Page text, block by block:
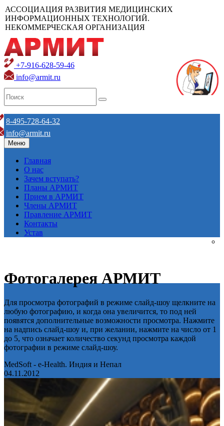
АССОЦИАЦИЯ РАЗВИТИЯ МЕДИЦИНСКИХ
ИНФОРМАЦИОННЫХ ТЕХНОЛОГИЙ.
НЕКОММЕРЧЕСКАЯ ОРГАНИЗАЦИЯ
+7-916-628-59-46
info@armit.ru
8-495-728-64-32
info@armit.ru
Меню
Главная
О нас
Зачем вступать?
Планы АРМИТ
Прием в АРМИТ
Члены АРМИТ
Правление АРМИТ
Контакты
Устав
Фотогалерея АРМИТ
Для просмотра фотографий в режиме слайд-шоу щелкните на
любую фотографию, и когда она увеличится, то под ней
появятся дополнительные возможности просмотра. Нажмите
на надпись слайд-шоу и, при желании, нажмите на число от 1
до 5, что означает количество секунд просмотра каждой
фотографии в режиме слайд-шоу.
MedSoft - e-Health. Индия и Непал
04.11.2012